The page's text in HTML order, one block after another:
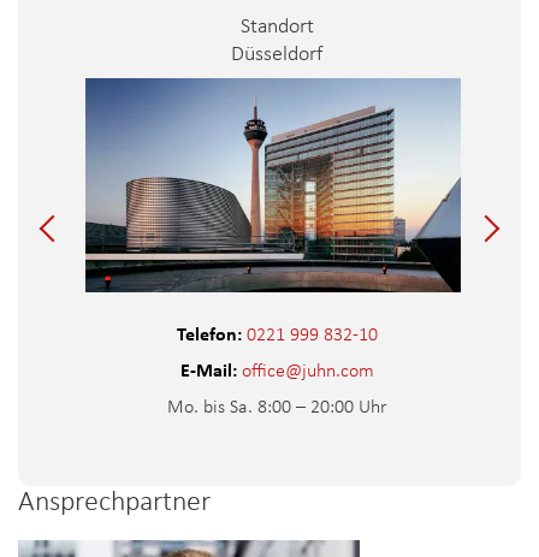
Standort
Düsseldorf
Telefon:0221 999 832-10
E-Mail:office@juhn.com
Mo. bis Sa. 8:00 – 20:00 Uhr
Ansprechpartner